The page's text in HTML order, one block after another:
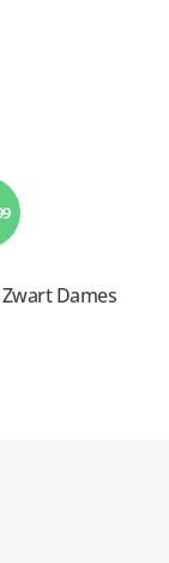
Dames